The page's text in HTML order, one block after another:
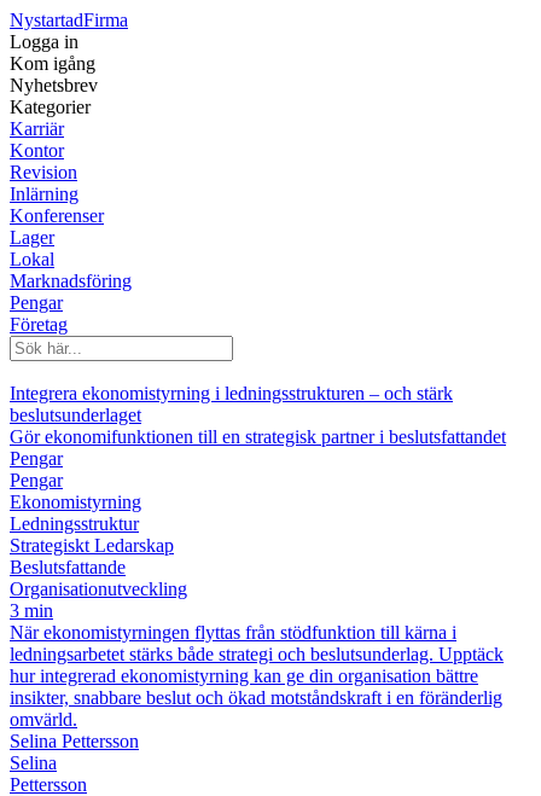
NystartadFirma
Logga in
Kom igång
Nyhetsbrev
Kategorier
Karriär
Kontor
Revision
Inlärning
Konferenser
Lager
Lokal
Marknadsföring
Pengar
Företag
Integrera ekonomistyrning i ledningsstrukturen – och stärk
beslutsunderlaget
Gör ekonomifunktionen till en strategisk partner i beslutsfattandet
Pengar
Pengar
Ekonomistyrning
Ledningsstruktur
Strategiskt Ledarskap
Beslutsfattande
Organisationutveckling
3 min
När ekonomistyrningen flyttas från stödfunktion till kärna i
ledningsarbetet stärks både strategi och beslutsunderlag. Upptäck
hur integrerad ekonomistyrning kan ge din organisation bättre
insikter, snabbare beslut och ökad motståndskraft i en föränderlig
omvärld.
Selina Pettersson
Selina
Pettersson